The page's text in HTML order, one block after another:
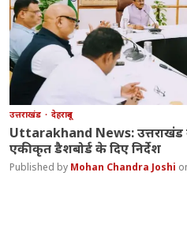
उत्तराखंड देहरादून
Uttarakhand News:
एकीकृत डैशबोर्ड के दिए निर्देश
Mohan Chandra Joshi